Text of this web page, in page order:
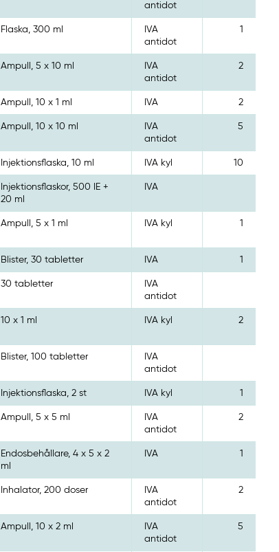
antidot
Flaska, 300 ml
IVA
antidot
1
Ampull, 5 x 10 ml
IVA
antidot
2
Ampull, 10 x 1 ml IVA 2
Ampull, 10 x 10 ml
IVA
antidot
5
Injektionsflaska, 10 ml IVA kyl 10
Injektionsflaskor, 500 IE +
20 ml
IVA
Ampull, 5 x 1 ml IVA kyl 1
Blister, 30 tabletter IVA 1
30 tabletter
IVA
antidot
10 x 1 ml IVA kyl 2
Blister, 100 tabletter
IVA
antidot
Injektionsflaska, 2 st IVA kyl 1
Ampull, 5 x 5 ml
IVA
antidot
2
Endosbehållare, 4 x 5 x 2
ml
IVA 1
Inhalator, 200 doser
IVA
antidot
2
Ampull, 10 x 2 ml
IVA
antidot
5